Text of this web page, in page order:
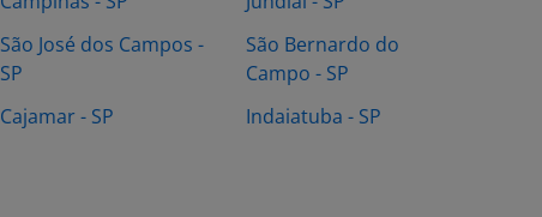
São José dos Campos -
SP
Cajamar - SP
São Bernardo do
Campo - SP
Indaiatuba - SP